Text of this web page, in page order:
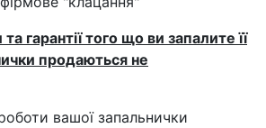
гарантії того що ви запалите її
продаються не
вашої запальнички